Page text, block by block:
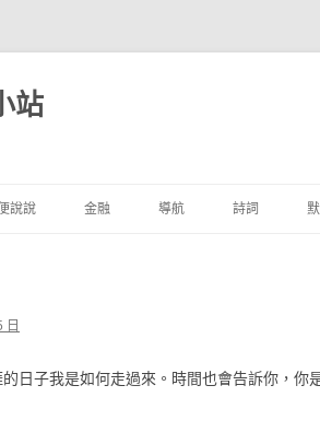
站
說說 金融
境外銀行
導航 詩詞
日
日子我是如何走過來。時間也會告訴你，你